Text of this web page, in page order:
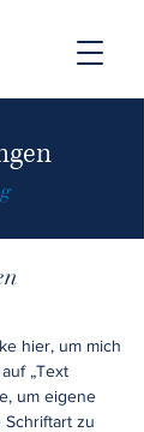
hier, um mich
„Text
um eigene
zu